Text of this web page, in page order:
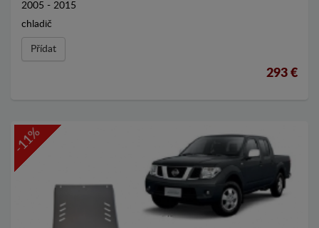
2005 - 2015
chladič
Přídat
293 €
-11%